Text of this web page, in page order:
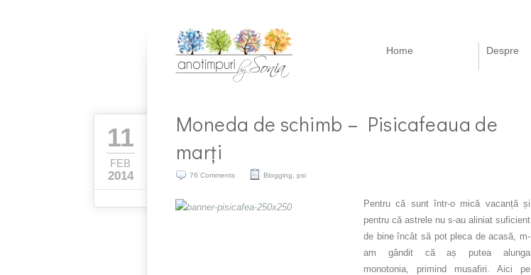
Home Despre
11
FEB
2014
Moneda de schimb – Pisicafeaua de
marți
76 Comments Blogging psi
Pentru că sunt într-o mică vacanță și
pentru că astrele nu s-au aliniat suficient
de bine încât să pot pleca de acasă, m-
am gândit că aș putea alunga
monotonia, primind musafiri. Aici pe